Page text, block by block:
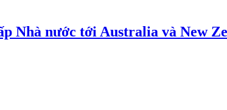
Nhà nước tới Australia và New